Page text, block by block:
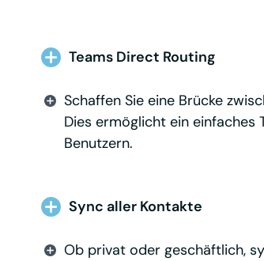
Teams Direct Routing
Schaffen Sie eine Brücke
Dies ermöglicht ein einfaches
Benutzern.
Sync aller Kontakte
Ob privat oder geschäftlich,